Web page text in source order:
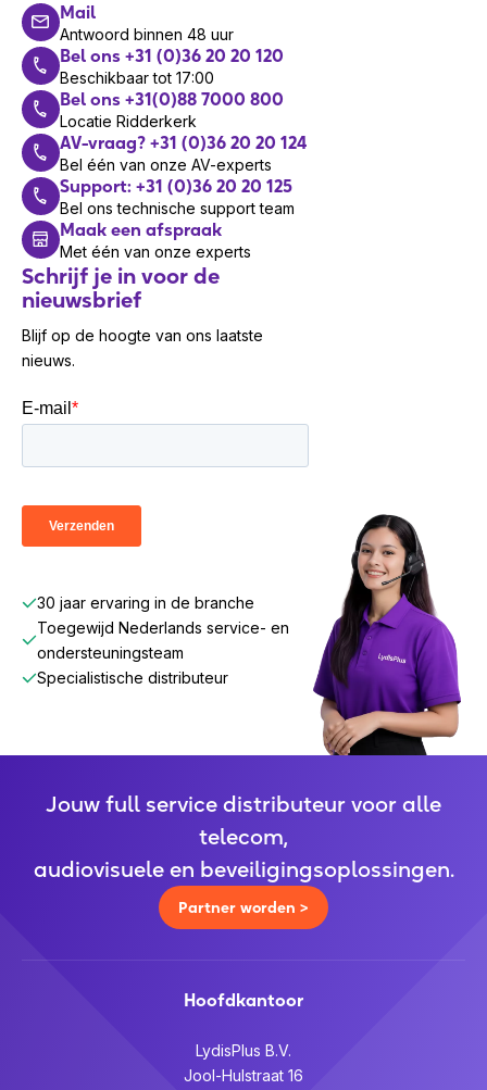
Mail
Antwoord binnen 48 uur
Bel ons +31 (0)36 20 20 120
Beschikbaar tot 17:00
Bel ons +31(0)88 7000 800
Locatie Ridderkerk
AV-vraag? +31 (0)36 20 20 124
Bel één van onze AV-experts
Support: +31 (0)36 20 20 125
Bel ons technische support team
Maak een afspraak
Met één van onze experts
Schrijf je in voor de
nieuwsbrief
Blijf op de hoogte van ons laatste
nieuws.
30 jaar ervaring in de branche
Toegewijd Nederlands service- en
ondersteuningsteam
Specialistische distributeur
Jouw full service distributeur voor alle
telecom,
audiovisuele en beveiligingsoplossingen.
Partner worden >
Hoofdkantoor
LydisPlus B.V.
Jool-Hulstraat 16